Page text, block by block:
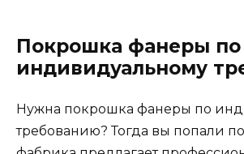
Покрошка фанеры по
индивидуальному
Нужна покрошка фанеры по
требованию? Тогда вы попали